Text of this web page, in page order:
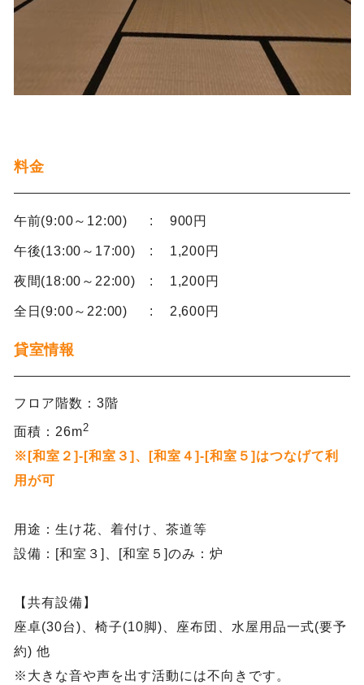
料金
午前(9:00～12:00) 900円
午後(13:00～17:00) 1,200円
夜間(18:00～22:00) 1,200円
全日(9:00～22:00) 2,600円
貸室情報
フロア階数：3階
面積：26m2
※[和室２]-[和室３]、[和室４]-[和室５]はつなげて利
用が可
用途：生け花、着付け、茶道等
設備：[和室３]、[和室５]のみ：炉
【共有設備】
座卓(30台)、椅子(10脚)、座布団、水屋用品一式(要予
約) 他
※大きな音や声を出す活動には不向きです。